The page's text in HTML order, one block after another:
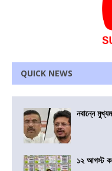
QUICK NEWS
নবান্নে
১২ আগস্ট